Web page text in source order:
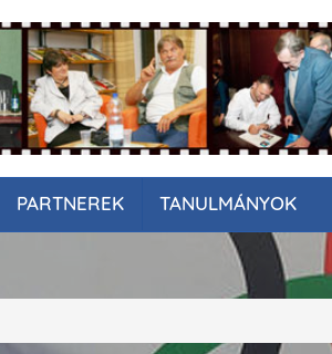
PARTNEREK TANULMÁNYOK